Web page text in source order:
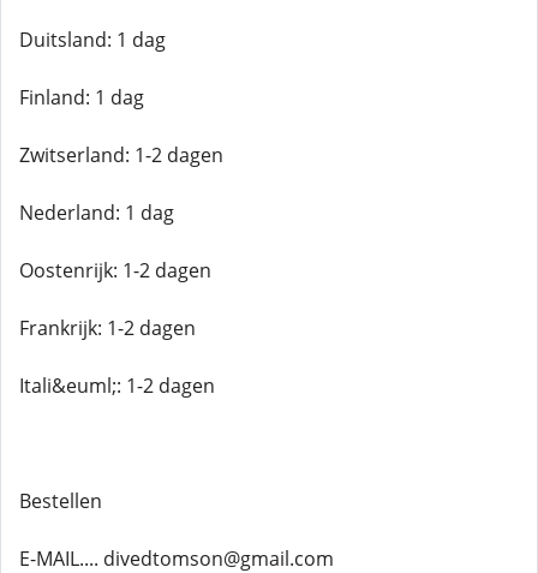
Duitsland: 1 dag
Finland: 1 dag
Zwitserland: 1-2 dagen
Nederland: 1 dag
Oostenrijk: 1-2 dagen
Frankrijk: 1-2 dagen
Itali&euml;: 1-2 dagen
Bestellen
E-MAIL.... divedtomson@gmail.com